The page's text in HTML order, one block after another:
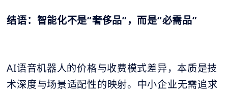
结语：智能化不是“奢侈品”，而是“必需品”
AI语音机器人的价格与收费模式差异，本质是技
术深度与场景适配性的映射。中小企业无需追求